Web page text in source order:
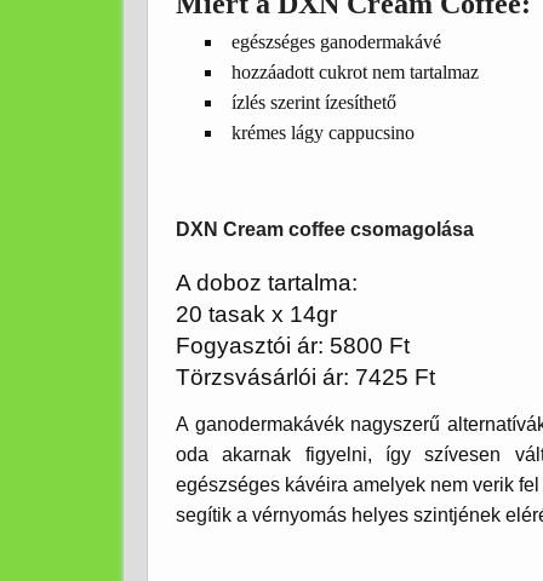
egészséges ganodermakávé
hozzáadott cukrot nem tartalmaz
ízlés szerint ízesíthető
krémes lágy cappucsino
DXN Cream coffee csomagolása
A doboz tartalma:
20 tasak x 14gr
Fogyasztói ár: 5800 Ft
Törzsvásárlói ár: 7425 Ft
A ganodermakávék nagyszerű
oda akarnak figyelni, így szívesen
egészséges kávéira amelyek nem verik
segítik a vérnyomás helyes szintjének